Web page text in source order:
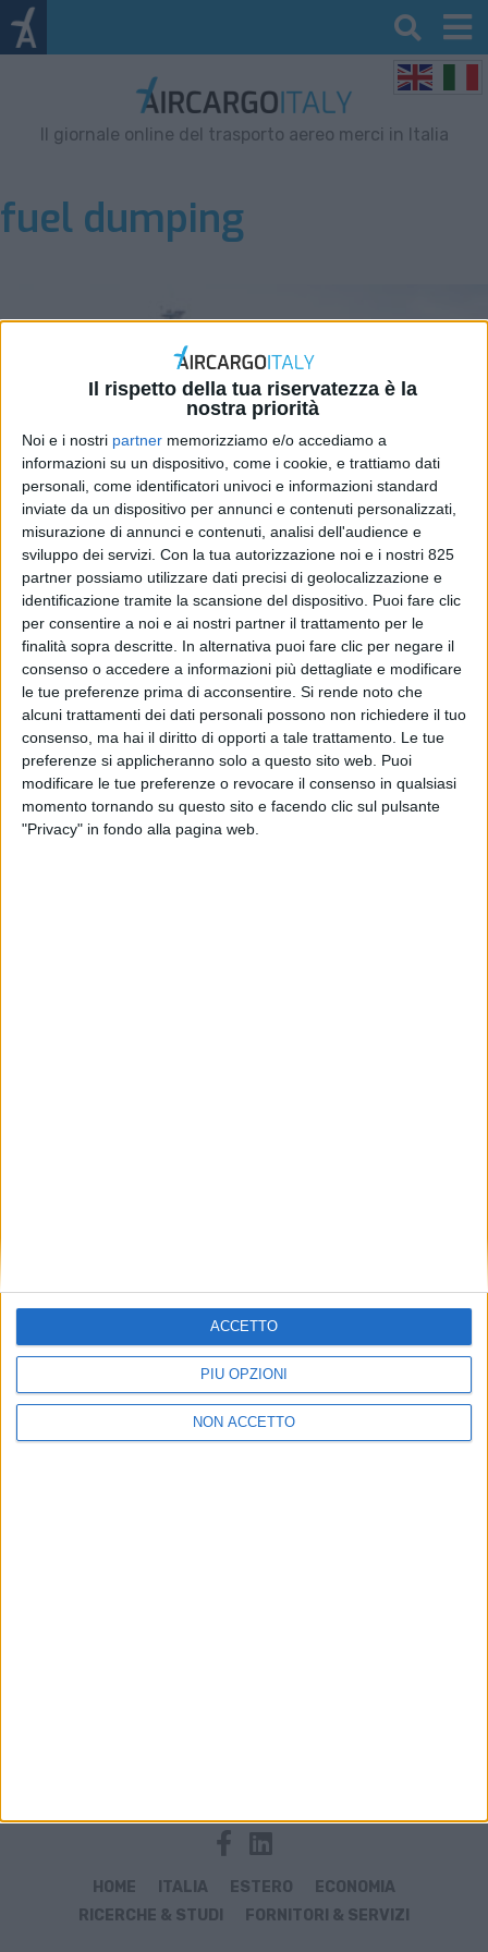
Il rispetto della tua riservatezza è la
nostra priorità
Noi e i nostri partner memorizziamo e/o accediamo a
informazioni su un dispositivo, come i cookie, e trattiamo dati
personali, come identificatori univoci e informazioni standard
inviate da un dispositivo per annunci e contenuti personalizzati,
misurazione di annunci e contenuti, analisi dell'audience e
sviluppo dei servizi. Con la tua autorizzazione noi e i nostri 825
partner possiamo utilizzare dati precisi di geolocalizzazione e
identificazione tramite la scansione del dispositivo. Puoi fare clic
per consentire a noi e ai nostri partner il trattamento per le
finalità sopra descritte. In alternativa puoi fare clic per negare il
consenso o accedere a informazioni più dettagliate e modificare
le tue preferenze prima di acconsentire. Si rende noto che
alcuni trattamenti dei dati personali possono non richiedere il tuo
consenso, ma hai il diritto di opporti a tale trattamento. Le tue
preferenze si applicheranno solo a questo sito web. Puoi
modificare le tue preferenze o revocare il consenso in qualsiasi
momento tornando su questo sito e facendo clic sul pulsante
"Privacy" in fondo alla pagina web.
PIÙ OPZIONI
NON ACCETTO
ACCETTO
Il giornale online del trasporto aereo merci in Italia
fuel dumping
Aereo cargo di Asiana scarica
fuel nel Mar Ligure
SENZA CATEGORIA 19 APRILE 2020
HOME ITALIA ESTERO
ECONOMIA
RICERCHE & STUDI
FORNITORI & SERVIZI